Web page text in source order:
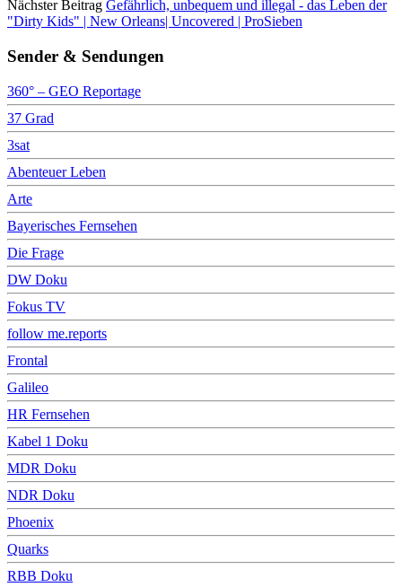
Nächster Beitrag Gefährlich, unbequem und illegal - das Leben der
"Dirty Kids" | New Orleans| Uncovered | ProSieben
Sender & Sendungen
360° – GEO Reportage
37 Grad
3sat
Abenteuer Leben
Arte
Bayerisches Fernsehen
Die Frage
DW Doku
Fokus TV
follow me.reports
Frontal
Galileo
HR Fernsehen
Kabel 1 Doku
MDR Doku
NDR Doku
Phoenix
Quarks
RBB Doku